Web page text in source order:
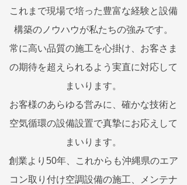
これまで現場で培った豊富な経験と設備
構築のノウハウが私たちの強みです。
常に高い品質の施工を心掛け、お客さま
の期待を超えられるよう実直に対応して
まいります。
お客様のあらゆる営みに、確かな技術と
空気循環の設備設置で真摯にお応えして
まいります。
​創業より50年、これからも沖縄県のエア
コン取り付け空調設備の施工、メンテナ